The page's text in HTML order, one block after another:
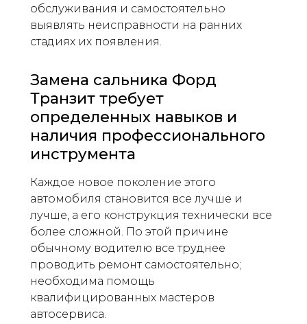
обслуживания и самостоятельно
выявлять неисправности на ранних
стадиях их появления.
Замена сальника Форд
Транзит требует
определенных навыков и
наличия профессионального
инструмента
Каждое новое поколение этого
автомобиля становится все лучше и
лучше, а его конструкция технически все
более сложной. По этой причине
обычному водителю все труднее
проводить ремонт самостоятельно;
необходима помощь
квалифицированных мастеров
автосервиса.